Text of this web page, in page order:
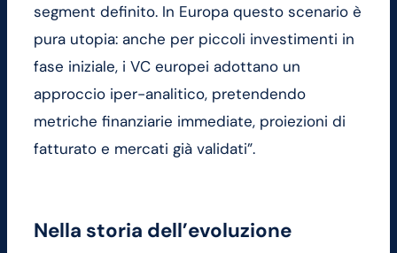
segment definito. In Europa questo scenario è
pura utopia: anche per piccoli investimenti in
fase iniziale, i VC europei adottano un
approccio iper-analitico, pretendendo
metriche finanziarie immediate, proiezioni di
fatturato e mercati già validati”.
Nella storia dell’evoluzione